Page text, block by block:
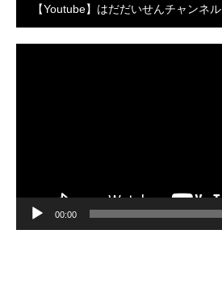
【Youtube】はだだいせんチャンネル
00:00